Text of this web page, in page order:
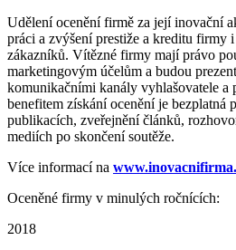
Udělení ocenění firmě za její inovační
práci a zvýšení prestiže a kreditu firmy
zákazníků. Vítězné firmy mají právo
marketingovým účelům a budou
komunikačními kanály vyhlašovatele a
benefitem získání ocenění je bezplatná
publikacích, zveřejnění článků,
mediích po skončení soutěže.
Více informací na
Oceněné firmy v minulých ročnících:
2018